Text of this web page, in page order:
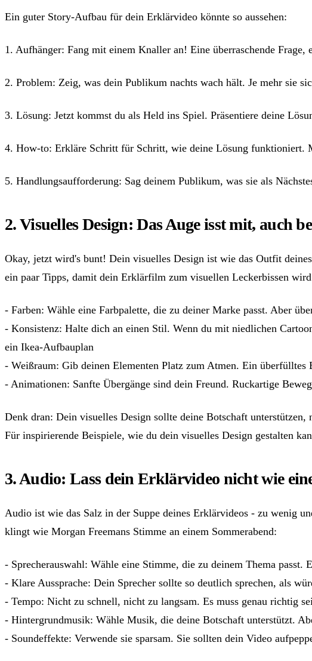
Ein guter Story-Aufbau für dein Erklärvideo könnte so aussehen:
1. Aufhänger: Fang mit einem Knaller an! Eine überraschende
2. Problem: Zeig, was dein Publikum nachts wach hält. Je mehr sie
3. Lösung: Jetzt kommst du als Held ins Spiel. Präsentiere deine
4. How-to: Erkläre Schritt für Schritt, wie deine Lösung funktioniert.
5. Handlungsaufforderung: Sag deinem Publikum, was sie als
2. Visuelles Design: Das Auge isst mit, auch
Okay, jetzt wird's bunt! Dein visuelles Design ist wie das Outfit
ein paar Tipps, damit dein Erklärfilm zum visuellen Leckerbissen
- Farben: Wähle eine Farbpalette, die zu deiner Marke passt. Aber
- Konsistenz: Halte dich an einen Stil. Wenn du mit niedlichen
ein Ikea-Aufbauplan
- Weißraum: Gib deinen Elementen Platz zum Atmen. Ein
- Animationen: Sanfte Übergänge sind dein Freund. Ruckartige
Denk dran: Dein visuelles Design sollte deine Botschaft
Für inspirierende Beispiele, wie du dein visuelles Design gestalten
3. Audio: Lass dein Erklärvideo nicht wie
Audio ist wie das Salz in der Suppe deines Erklärvideos - zu wenig
klingt wie Morgan Freemans Stimme an einem Sommerabend:
- Sprecherauswahl: Wähle eine Stimme, die zu deinem Thema
- Klare Aussprache: Dein Sprecher sollte so deutlich sprechen, als
- Tempo: Nicht zu schnell, nicht zu langsam. Es muss genau richtig
- Hintergrundmusik: Wähle Musik, die deine Botschaft unterstützt.
- Soundeffekte: Verwende sie sparsam. Sie sollten dein Video